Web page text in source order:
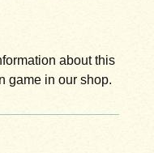
about this
game in our shop.